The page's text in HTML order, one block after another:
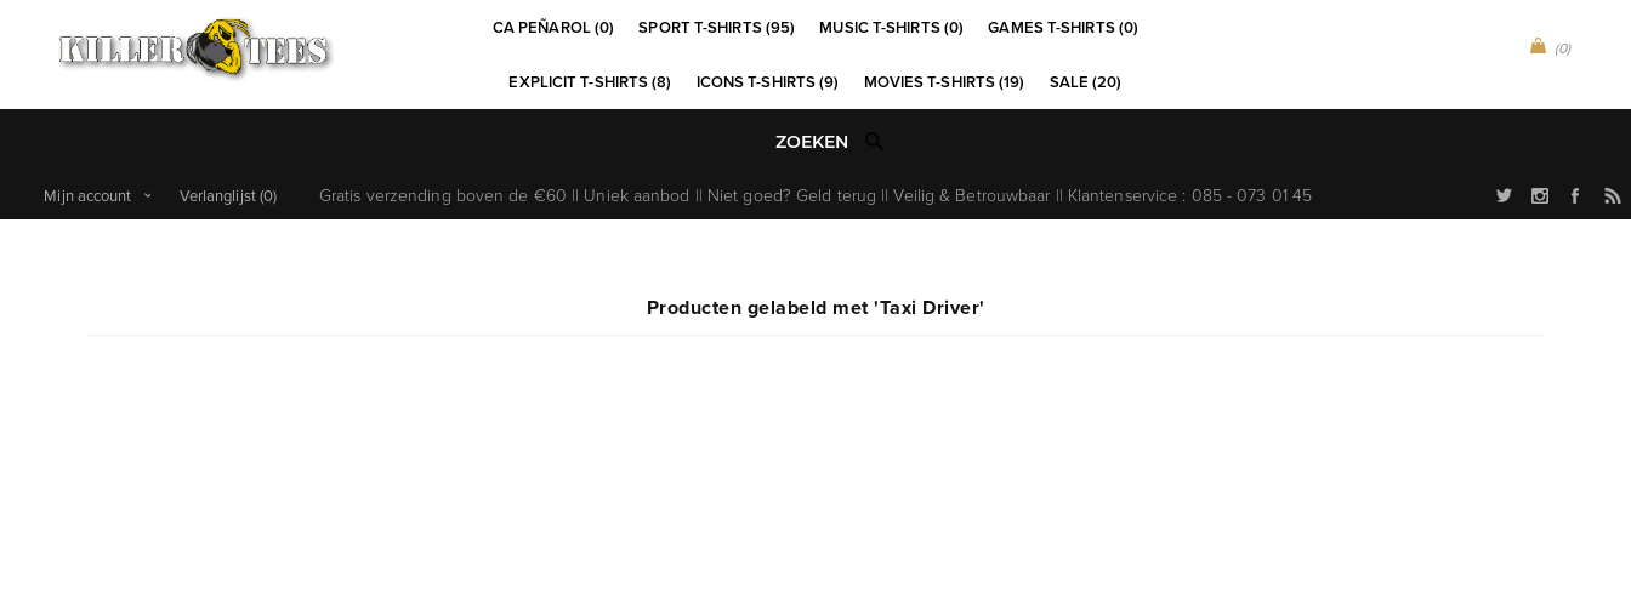
(0)
CA PEÑAROL (0) SPORT T-SHIRTS (95) MUSIC T-SHIRTS (0) GAMES T-SHIRTS (0)
EXPLICIT T-SHIRTS (8) ICONS T-SHIRTS (9) MOVIES T-SHIRTS (19) SALE (20)
Gratis verzending boven de €60 || Uniek aanbod || Niet goed? Geld terug || Veilig & Betrouwbaar || Klantenservice : 085 - 073 01 45
Mijn account Verlanglijst(0)
Producten gelabeld met 'Taxi Driver'